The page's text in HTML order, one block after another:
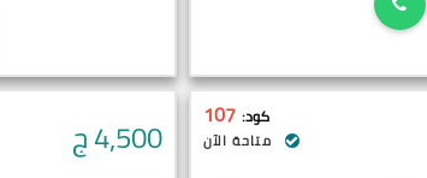
كود: 107
متاحة الآن 4,500ج